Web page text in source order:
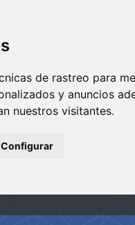
de rastreo para
y anuncios
nuestros visitantes.
Configurar